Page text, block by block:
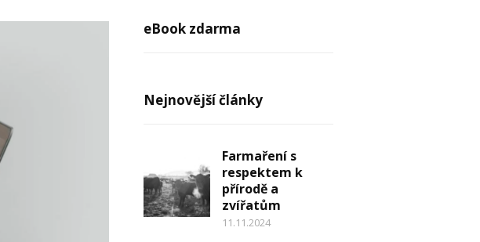
eBook zdarma
Nejnovější články
Farmaření s
respektem k
přírodě a
zvířatům
11.11.2024